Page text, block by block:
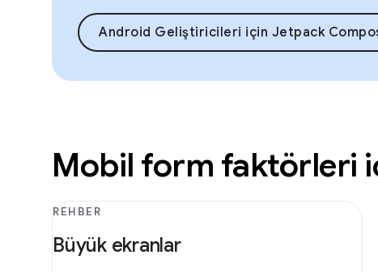
Android Geliştiricileri için Jetpack
Mobil form faktörleri
REHBER
Büyük ekranlar